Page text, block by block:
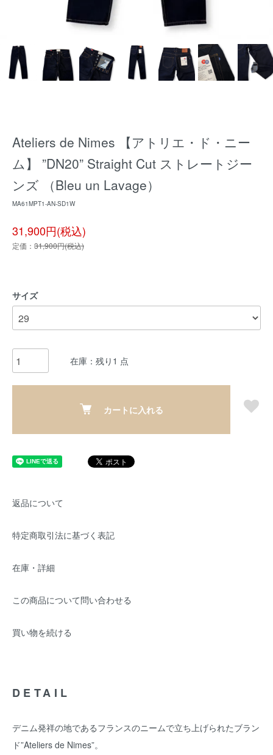
Ateliers de Nimes 【アトリエ・ド・ニー
ム】 ”DN20” Straight Cut ストレートジー
ンズ （Bleu un Lavage）
MA61MPT1-AN-SD1W
31,900円(税込)
定価： 31,900円(税込)
サイズ
在庫：残り1 点
カートに入れる
返品について
特定商取引法に基づく表記
在庫・詳細
この商品について問い合わせる
買い物を続ける
DETAIL
デニム発祥の地であるフランスのニームで立ち上げられたブラン
ド”Ateliers de Nimes”。